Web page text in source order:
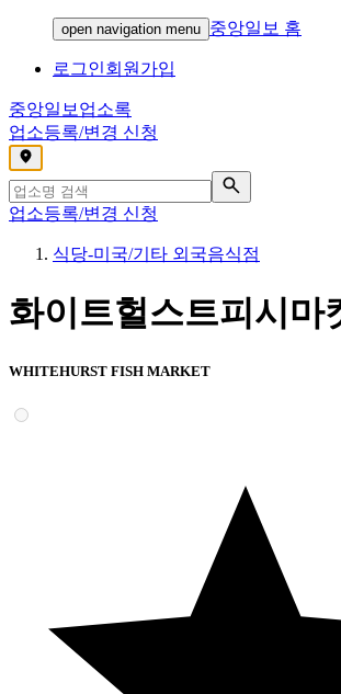
open navigation menu 중앙일보 홈
로그인회원가입
중앙일보 업소록
업소등록/변경 신청
,
업소등록/변경 신청
식당-미국/기타 외국음식점
화이트헐스트피시마
WHITEHURST FISH MARKET